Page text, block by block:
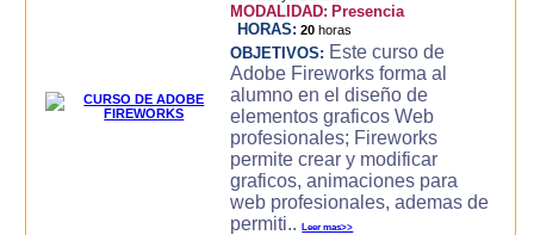
MODALIDAD: Presencia
HORAS: 20 horas
OBJETIVOS: Este curso de
Adobe Fireworks forma al
alumno en el diseño de
elementos graficos Web
profesionales; Fireworks
permite crear y modificar
graficos, animaciones para
web profesionales, ademas de
permiti..Leer mas>>